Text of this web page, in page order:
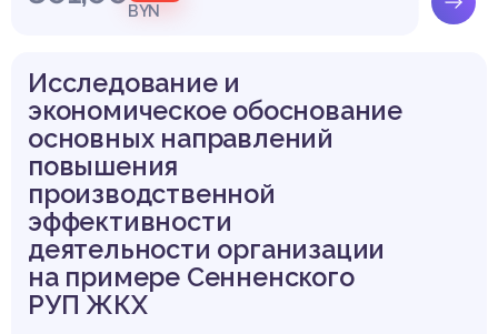
Выдержка из работы
BYN
Исследование и
экономическое обоснование
основных направлений
повышения
производственной
эффективности
деятельности организации
на примере Сенненского
РУП ЖКХ